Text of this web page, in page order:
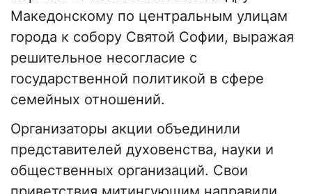
Македонскому по центральным улицам
города к собору Святой Софии, выражая
решительное несогласие с
государственной политикой в сфере
семейных отношений.
Организаторы акции объединили
представителей духовенства, науки и
общественных организаций. Свои